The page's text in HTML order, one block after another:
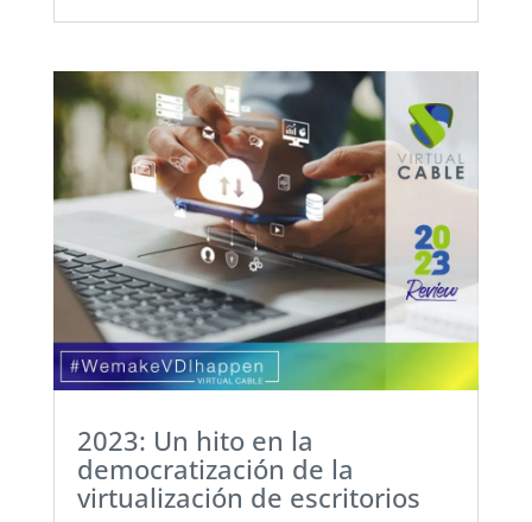
2023: Un hito en la
democratización de la
virtualización de escritorios